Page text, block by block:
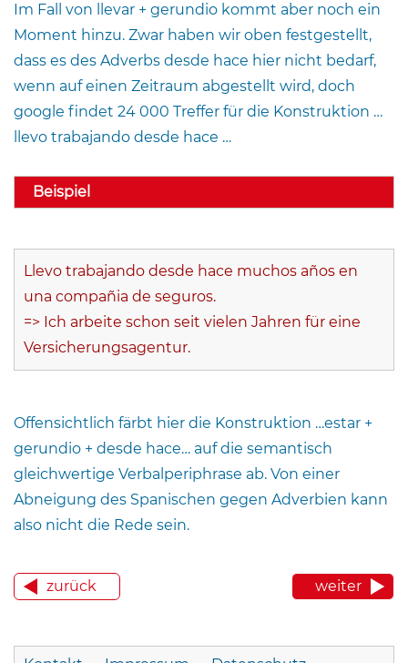
Im Fall von llevar + gerundio kommt aber noch ein
Moment hinzu. Zwar haben wir oben festgestellt,
dass es des Adverbs desde hace hier nicht bedarf,
wenn auf einen Zeitraum abgestellt wird, doch
google findet 24 000 Treffer für die Konstruktion …
llevo trabajando desde hace …
Beispiel
Llevo trabajando desde hace muchos años en
una compañia de seguros.
=> Ich arbeite schon seit vielen Jahren für eine
Versicherungsagentur.
Offensichtlich färbt hier die Konstruktion …estar +
gerundio + desde hace… auf die semantisch
gleichwertige Verbalperiphrase ab. Von einer
Abneigung des Spanischen gegen Adverbien kann
also nicht die Rede sein.
zurück weiter